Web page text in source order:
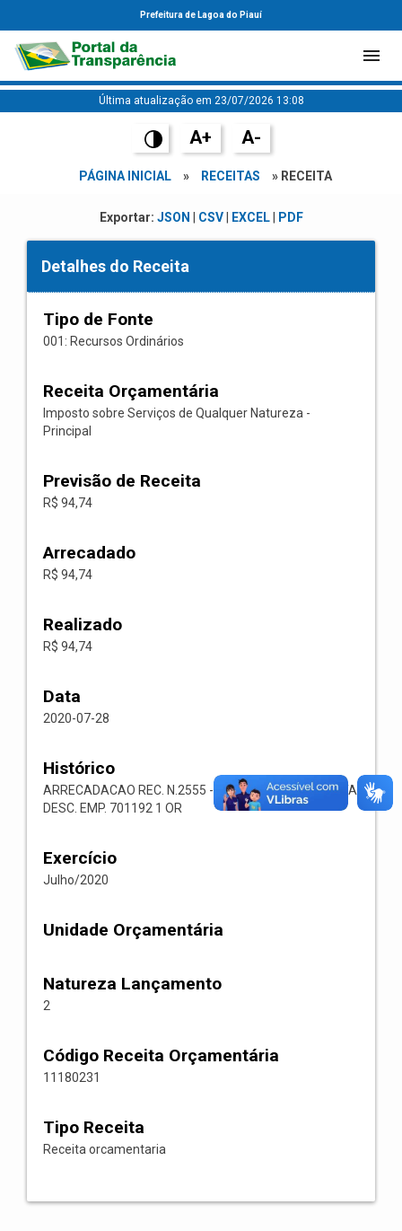
Prefeitura de Lagoa do Piauí
Última atualização em 23/07/2026 13:08
A+ A-
PÁGINA INICIAL » RECEITAS » RECEITA
Exportar: JSON CSV| EXCEL| PDF
Detalhes do Receita
Tipo de Fonte
001: Recursos Ordinários
Receita Orçamentária
Imposto sobre Serviços de Qualquer Natureza -
Principal
Previsão de Receita
R$ 94,74
Arrecadado
R$ 94,74
Realizado
R$ 94,74
Data
2020-07-28
Histórico
ARRECADACAO REC. N.2555 -- 1118.02.3.1.00-RECEITA
DESC. EMP. 701192 1 OR
Exercício
Julho/2020
Unidade Orçamentária
Natureza Lançamento
2
Código Receita Orçamentária
11180231
Tipo Receita
Receita orcamentaria